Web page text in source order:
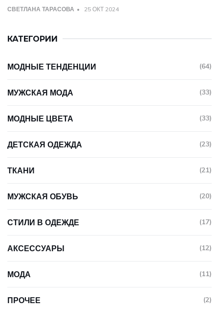
СВЕТЛАНА ТАРАСОВА 25 ОКТ 2024
КАТЕГОРИИ
МОДНЫЕ ТЕНДЕНЦИИ (64)
МУЖСКАЯ МОДА (33)
МОДНЫЕ ЦВЕТА (33)
ДЕТСКАЯ ОДЕЖДА (23)
ТКАНИ (21)
МУЖСКАЯ ОБУВЬ (20)
СТИЛИ В ОДЕЖДЕ (17)
АКСЕССУАРЫ (12)
МОДА (11)
ПРОЧЕЕ (2)